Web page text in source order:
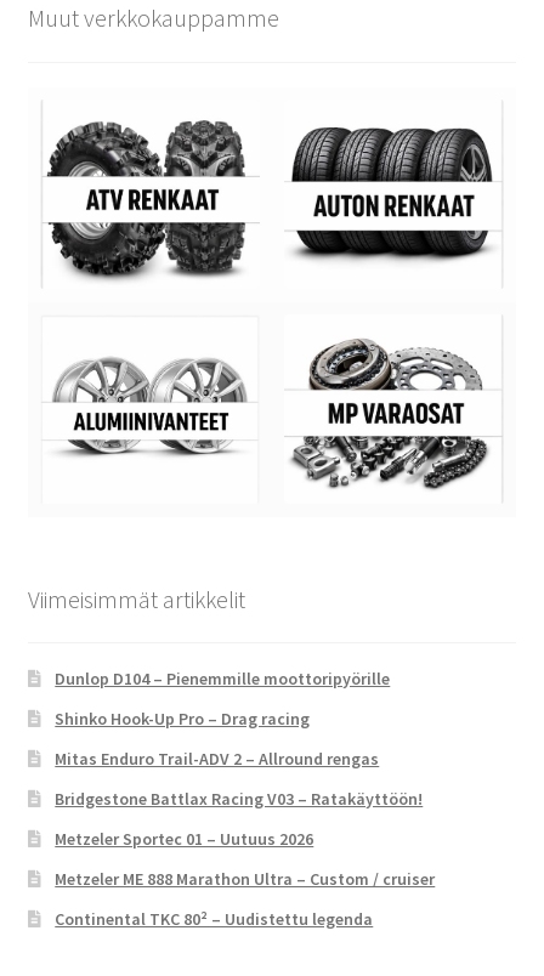
Muut verkkokauppamme
Viimeisimmät artikkelit
Dunlop D104 – Pienemmille moottoripyörille
Shinko Hook-Up Pro – Drag racing
Mitas Enduro Trail-ADV 2 – Allround rengas
Bridgestone Battlax Racing V03 – Ratakäyttöön!
Metzeler Sportec 01 – Uutuus 2026
Metzeler ME 888 Marathon Ultra – Custom / cruiser
Continental TKC 80² – Uudistettu legenda